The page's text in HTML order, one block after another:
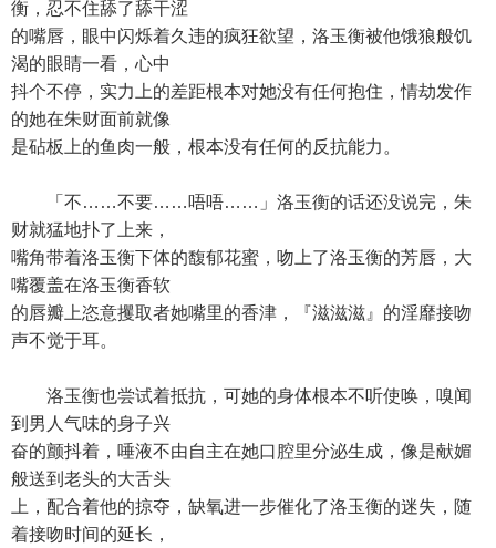
衡，忍不住舔了舔干涩
的嘴唇，眼中闪烁着久违的疯狂欲望，洛玉衡被他饿狼般饥
渴的眼睛一看，心中
抖个不停，实力上的差距根本对她没有任何抱住，情劫发作
的她在朱财面前就像
是砧板上的鱼肉一般，根本没有任何的反抗能力。
「不……不要……唔唔……」洛玉衡的话还没说完，朱
财就猛地扑了上来，
嘴角带着洛玉衡下体的馥郁花蜜，吻上了洛玉衡的芳唇，大
嘴覆盖在洛玉衡香软
的唇瓣上恣意攫取者她嘴里的香津，『滋滋滋』的淫靡接吻
声不觉于耳。
洛玉衡也尝试着抵抗，可她的身体根本不听使唤，嗅闻
到男人气味的身子兴
奋的颤抖着，唾液不由自主在她口腔里分泌生成，像是献媚
般送到老头的大舌头
上，配合着他的掠夺，缺氧进一步催化了洛玉衡的迷失，随
着接吻时间的延长，